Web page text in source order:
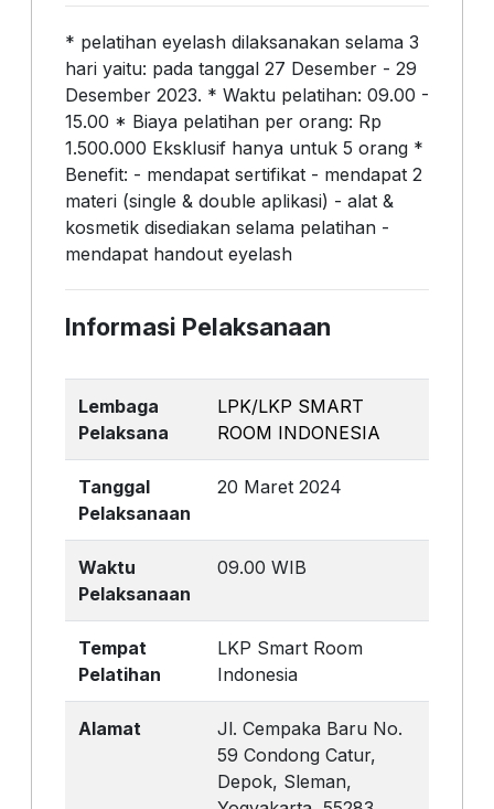
* pelatihan eyelash dilaksanakan selama 3
hari yaitu: pada tanggal 27 Desember - 29
Desember 2023. * Waktu pelatihan: 09.00 -
15.00 * Biaya pelatihan per orang: Rp
1.500.000 Eksklusif hanya untuk 5 orang *
Benefit: - mendapat sertifikat - mendapat 2
materi (single & double aplikasi) - alat &
kosmetik disediakan selama pelatihan -
mendapat handout eyelash
Informasi Pelaksanaan
Lembaga
Pelaksana
LPK/LKP SMART
ROOM INDONESIA
Tanggal
Pelaksanaan
20 Maret 2024
Waktu
Pelaksanaan
09.00 WIB
Tempat
Pelatihan
LKP Smart Room
Indonesia
Alamat
Jl. Cempaka Baru No.
59 Condong Catur,
Depok, Sleman,